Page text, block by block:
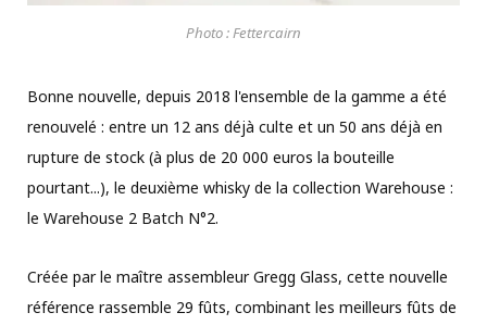
Photo : Fettercairn
Bonne nouvelle, depuis 2018 l'ensemble de la gamme a été
renouvelé : entre un 12 ans déjà culte et un 50 ans déjà en
rupture de stock (à plus de 20 000 euros la bouteille
pourtant...), le deuxième whisky de la collection Warehouse :
le Warehouse 2 Batch N°2.
Créée par le maître assembleur Gregg Glass, cette nouvelle
référence rassemble 29 fûts, combinant les meilleurs fûts de